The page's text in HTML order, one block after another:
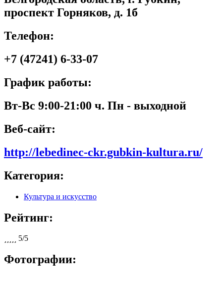
проспект Горняков, д. 1б
Телефон:
+7 (47241) 6-33-07
График работы:
Вт-Вс 9:00-21:00 ч. Пн - выходной
Веб-сайт:
http://lebedinec-ckr.gubkin-kultura.ru/
Категория:
Культура и искусство
Рейтинг:
5/5
Фотографии: